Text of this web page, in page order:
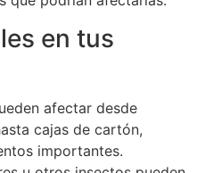
en tus
afectar desde
cajas de cartón,
importantes.